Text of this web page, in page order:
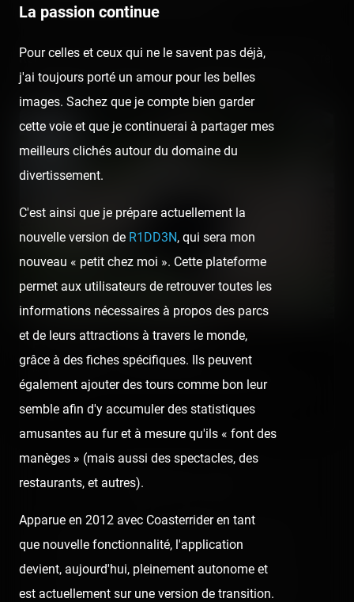
sous les plus beaux rayons de soleil.
Retrouvez plus de photos et de détails à propos de notre
visite faite l'année passée sur la publication dédiée :
Pairi Daiza — 27 juillet 2019
Nous sommes arrivés à Pairi Daiza et allons le découvrir
aujourd'hui jusqu'à 23h grâce aux journées estivales ! La météo
n'est pas…
👍 26
Like 😍 Love 😆 Haha
La passion continue
Pour celles et ceux qui ne le savent pas déjà,
j'ai toujours porté un amour pour les belles
images. Sachez que je compte bien garder
cette voie et que je continuerai à partager mes
meilleurs clichés autour du domaine du
divertissement.
C'est ainsi que je prépare actuellement la
nouvelle version de R1DD3N, qui sera mon
nouveau « petit chez moi ». Cette plateforme
permet aux utilisateurs de retrouver toutes les
informations nécessaires à propos des parcs
et de leurs attractions à travers le monde,
grâce à des fiches spécifiques. Ils peuvent
également ajouter des tours comme bon leur
semble afin d'y accumuler des statistiques
amusantes au fur et à mesure qu'ils « font des
manèges » (mais aussi des spectacles, des
restaurants, et autres).
Apparue en 2012 avec Coasterrider en tant
que nouvelle fonctionnalité, l'application
devient, aujourd'hui, pleinement autonome et
est actuellement sur une version de transition.